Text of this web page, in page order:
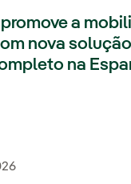
a
nova
na